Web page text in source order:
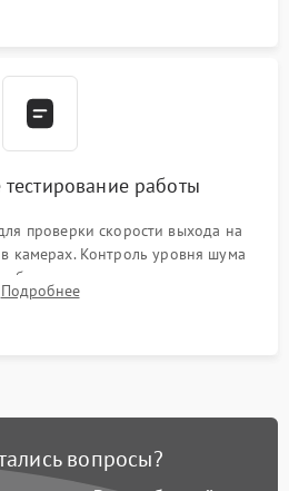
работы
проверки скорости выхода на
камерах. Контроль уровня шума
обмерзания стенок и корректного
автоматической оттайки.
Подробнее
вопросы?